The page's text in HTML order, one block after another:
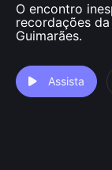
O encontro
recordações
Guimarães.
Assista